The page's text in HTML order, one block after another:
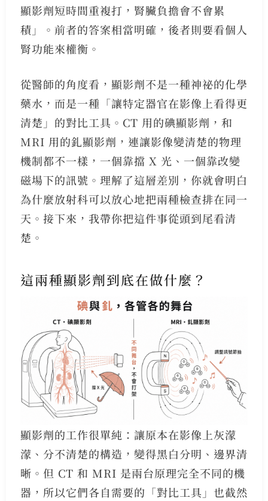
顯影劑短時間重複打，腎臟負擔會不會累
積」。前者的答案相當明確，後者則要看個人
腎功能來權衡。
從醫師的角度看，顯影劑不是一種神祕的化學
藥水，而是一種「讓特定器官在影像上看得更
清楚」的對比工具。CT 用的碘顯影劑，和
MRI 用的釓顯影劑，連讓影像變清楚的物理
機制都不一樣，一個靠擋 X 光、一個靠改變
磁場下的訊號。理解了這層差別，你就會明白
為什麼放射科可以放心地把兩種檢查排在同一
天。接下來，我帶你把這件事從頭到尾看清
楚。
這兩種顯影劑到底在做什麼？
顯影劑的工作很單純：讓原本在影像上灰濛
濛、分不清楚的構造，變得黑白分明、邊界清
晰。但 CT 和 MRI 是兩台原理完全不同的機
器，所以它們各自需要的「對比工具」也截然